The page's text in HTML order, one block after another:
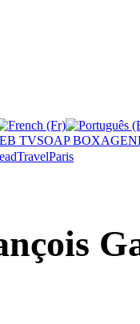
TVSOAP BOX
TravelParis